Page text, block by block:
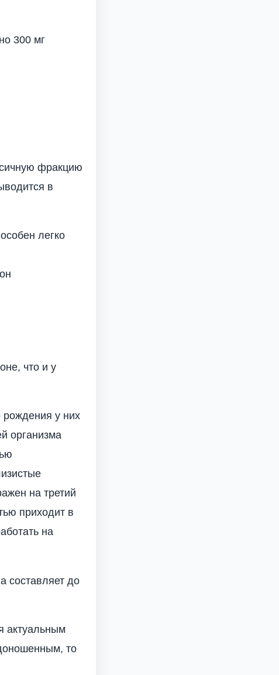
300 мг
фракцию
в
легко
что и у
рождения у них
организма
на третий
приходит в
на
составляет до
актуальным
то